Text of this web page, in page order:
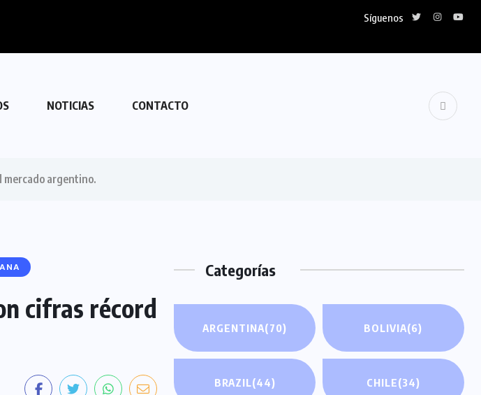
Síguenos
NOTICIAS CONTACTO
mercado argentino.
cifras récord
Categorías
ARGENTINA(70) BOLIVIA(6)
BRAZIL(44) CHILE(34)